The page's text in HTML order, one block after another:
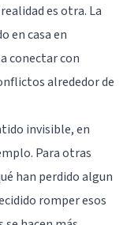
es otra. La
en casa en
conectar con
alrededor de
invisible, en
Para otras
han perdido algun
romper esos